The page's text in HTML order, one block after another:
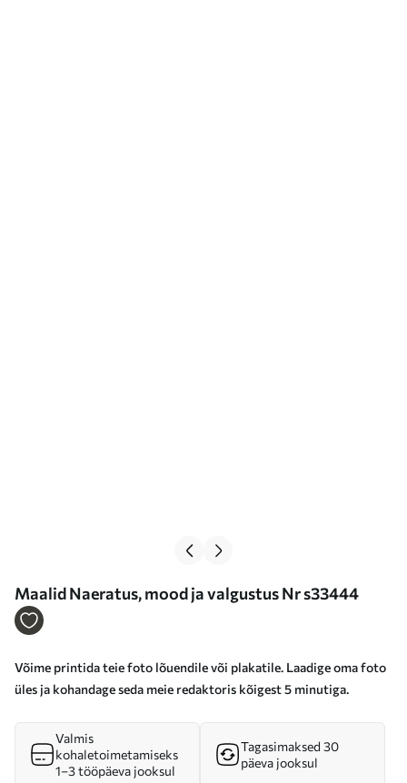
Maalid Naeratus, mood ja valgustus Nr s33444
Võime printida teie foto lõuendile või plakatile. Laadige oma foto
üles ja kohandage seda meie redaktoris kõigest 5 minutiga.
Valmis
kohaletoimetamiseks
1–3 tööpäeva jooksul
Tagasimaksed 30
päeva jooksul